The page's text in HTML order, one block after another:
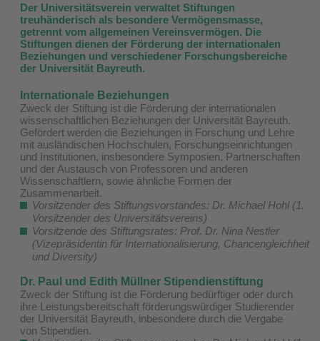
Der Universitätsverein verwaltet Stiftungen
treuhänderisch als besondere Vermögensmasse,
getrennt vom allgemeinen Vereinsvermögen. Die
Stiftungen dienen der Förderung der internationalen
Beziehungen und verschiedener Forschungsbereiche
der Universität Bayreuth.
Internationale Beziehungen
Zweck der Stiftung ist die Förderung der internationalen
wissenschaftlichen Beziehungen der Universität Bayreuth.
Gefördert werden die Beziehungen in Forschung und Lehre
mit ausländischen Hochschulen, Forschungseinrichtungen
und Institutionen, insbesondere Symposien, Partnerschaften
und der Austausch von Professoren und anderen
Wissenschaftlern, sowie ähnliche Formen der
Zusammenarbeit.
Vorsitzender des Stiftungsvorstandes: Dr. Michael Hohl (1.
Vorsitzender des Universitätsvereins)
Vorsitzende des Stiftungsrates: Prof. Dr. Nina Nestler
(Vizepräsidentin für Internationalisierung, Chancengleichheit
und Diversity)
Dr. Paul und Edith Müllner Stipendienstiftung
Zweck der Stiftung ist die Förderung bedürftiger oder durch
ihre Leistungsbereitschaft förderungswürdiger Studierender
der Universität Bayreuth, inbesondere durch die Vergabe
von Stipendien.